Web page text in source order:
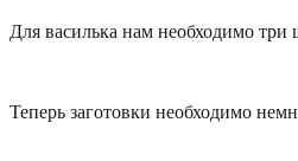
Для василька нам необходимо
Теперь заготовки необходимо